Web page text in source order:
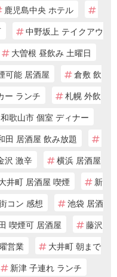
鹿児島中央 ホテル
中野坂上 テイクアウ
大曽根 昼飲み 土曜日
可能 居酒屋
倉敷 飲
ー ランチ
札幌 外飲
和歌山市 個室 ディナー
田 居酒屋 飲み放題
沢 激辛
横浜 居酒屋
井町 居酒屋 喫煙
新
コン 感想
池袋 居酒
喫煙可 居酒屋
藤沢
営業
大井町 朝まで
新津 子連れ ランチ